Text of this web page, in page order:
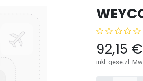
92,15 €
inkl. gesetzl.